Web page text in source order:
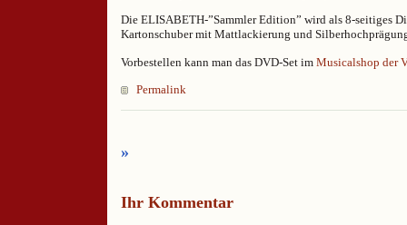
Die ELISABETH-”Sammler Edition” wird als 8-seitiges
Kartonschuber mit Mattlackierung und
Vorbestellen kann man das DVD-Set im Musicalshop der
Permalink
»
Ihr Kommentar